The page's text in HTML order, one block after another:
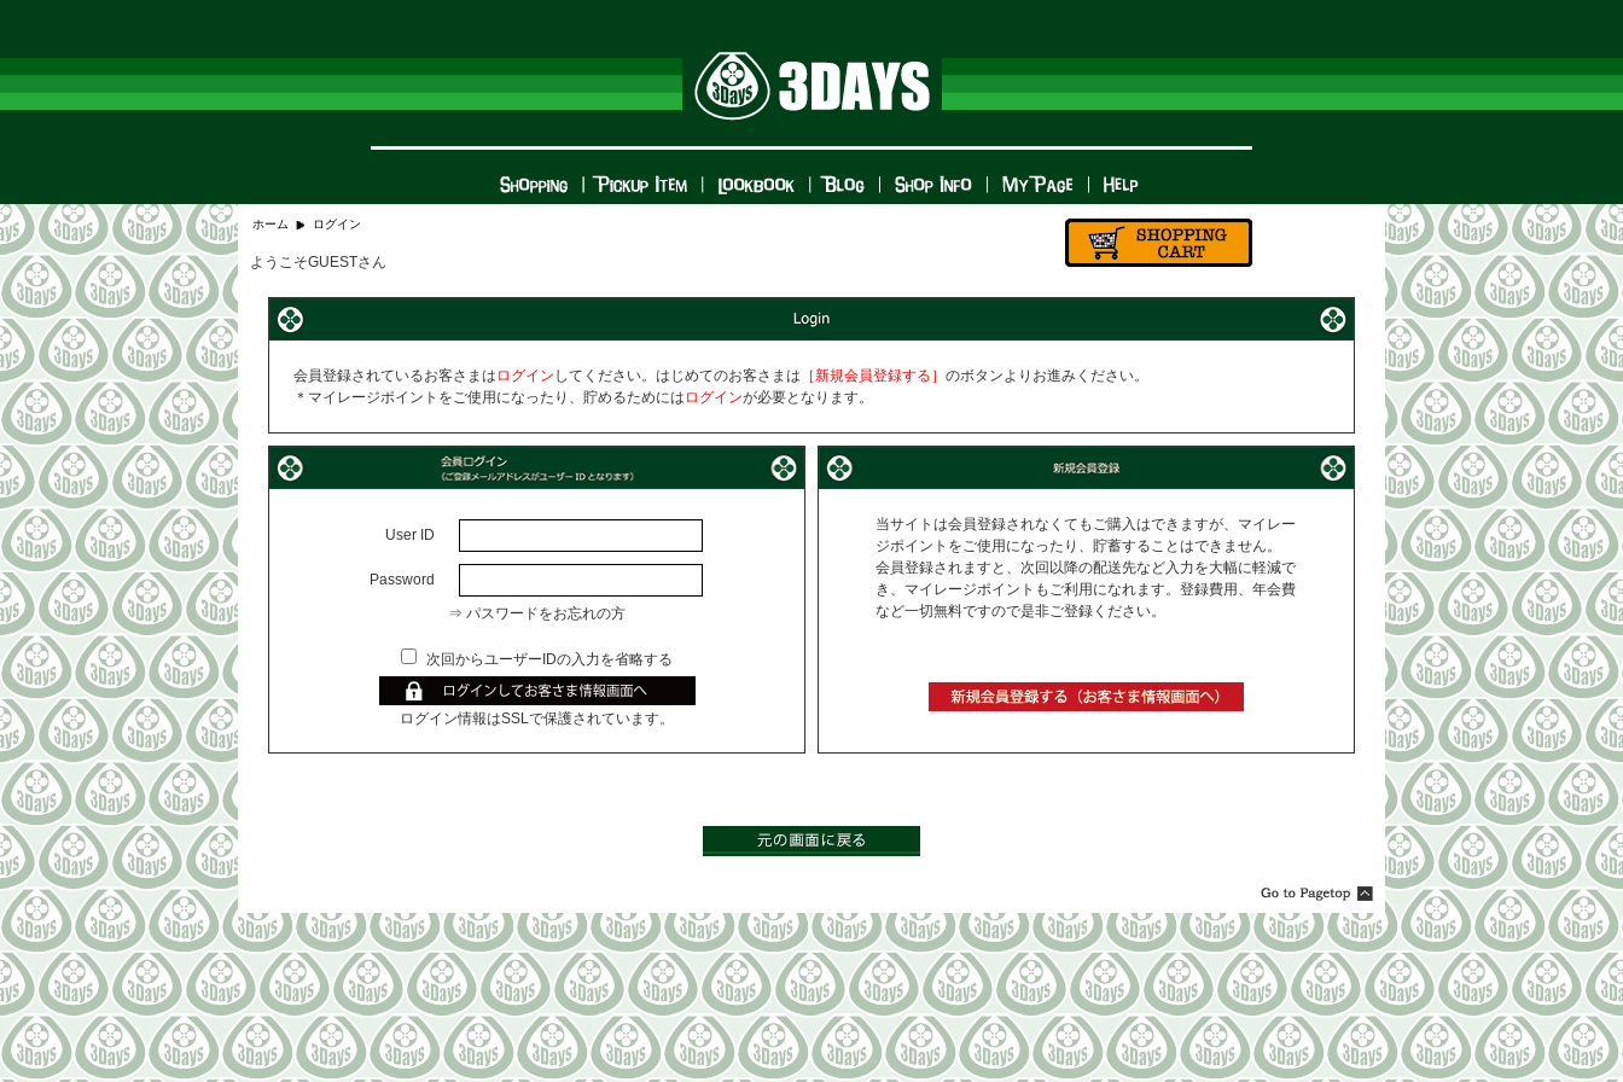
ホーム ログイン
ようこそGUESTさん
会員登録されているお客さまは ログイン してください。はじめてのお客さまは ［新規会員登録する］ のボタンよりお進みください。
＊マイレージポイントをご使用になったり、貯めるためには ログインが必要となります。
User ID
Password
⇒ パスワードをお忘れの方
次回からユーザーIDの入力を省略する
ログイン情報はSSLで保護されています。
当サイトは会員登録されなくてもご購入はできますが、マイレー
ジポイントをご使用になったり、貯蓄することはできません。
会員登録されますと、次回以降の配送先など入力を大幅に軽減で
き、マイレージポイントもご利用になれます。登録費用、年会費
など一切無料ですので是非ご登録ください。